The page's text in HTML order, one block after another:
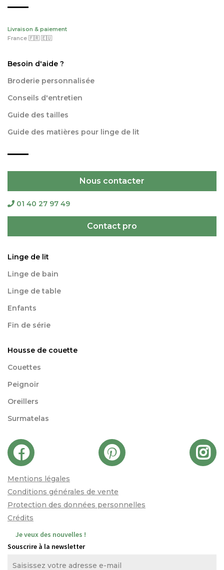
Livraison & paiement
France 🇫🇷 🇪🇺
Besoin d'aide ?
Broderie personnalisée
Conseils d'entretien
Guide des tailles
Guide des matières pour linge de lit
Nous contacter
01 40 27 97 49
Contact pro
Linge de lit
Linge de bain
Linge de table
Enfants
Fin de série
Housse de couette
Couettes
Peignoir
Oreillers
Surmatelas
Mentions légales
Conditions générales de vente
Protection des données personnelles
Crédits
Je veux des nouvelles !
Souscrire à la newsletter